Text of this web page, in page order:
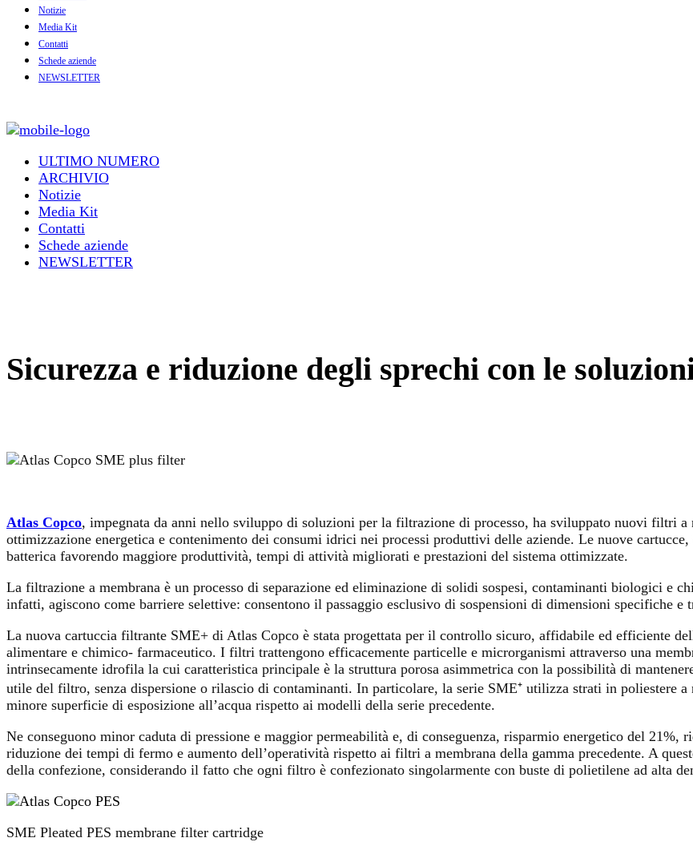
Notizie
Media Kit
Contatti
Schede aziende
NEWSLETTER
ULTIMO NUMERO
ARCHIVIO
Notizie
Media Kit
Contatti
Schede aziende
NEWSLETTER
Sicurezza e riduzione degli sprechi con le
Atlas Copco, impegnata da anni nello sviluppo di soluzioni per la filtrazione di processo, ha sviluppato nuovi filtri
ottimizzazione energetica e contenimento dei consumi idrici nei processi produttivi delle aziende. Le nuove
batterica favorendo maggiore produttività, tempi di attività migliorati e prestazioni del sistema ottimizzate.
La filtrazione a membrana è un processo di separazione ed eliminazione di solidi sospesi, contaminanti biologici e
infatti, agiscono come barriere selettive: consentono il passaggio esclusivo di sospensioni di dimensioni specifiche e
La nuova cartuccia filtrante SME+ di Atlas Copco è stata progettata per il controllo sicuro, affidabile ed efficiente
alimentare e chimico- farmaceutico. I filtri trattengono efficacemente particelle e microrganismi attraverso una
intrinsecamente idrofila la cui caratteristica principale è la struttura porosa asimmetrica con la possibilità di
utile del filtro, senza dispersione o rilascio di contaminanti. In particolare, la serie SME⁺ utilizza strati in poliestere
minore superficie di esposizione all’acqua rispetto ai modelli della serie precedente.
Ne conseguono minor caduta di pressione e maggior permeabilità e, di conseguenza, risparmio energetico del
riduzione dei tempi di fermo e aumento dell’operatività rispetto ai filtri a membrana della gamma precedente. A
della confezione, considerando il fatto che ogni filtro è confezionato singolarmente con buste di polietilene ad alta
SME Pleated PES membrane filter cartridge